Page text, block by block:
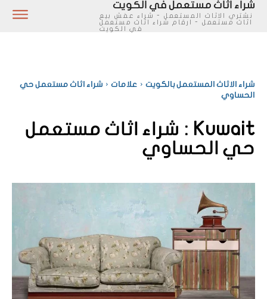
شراء اثاث مستعمل في الكويت
نشتري الاثاث المستعمل - شراء عفش بيع
اثاث مستعمل - ارقام شراء اثاث مستعمل
في الكويت
شراء الاثاث المستعمل بالكويت علامات
شراء اثاث مستعمل حي
الحساوي
Kuwait :
شراء اثاث مستعمل
حي الحساوي